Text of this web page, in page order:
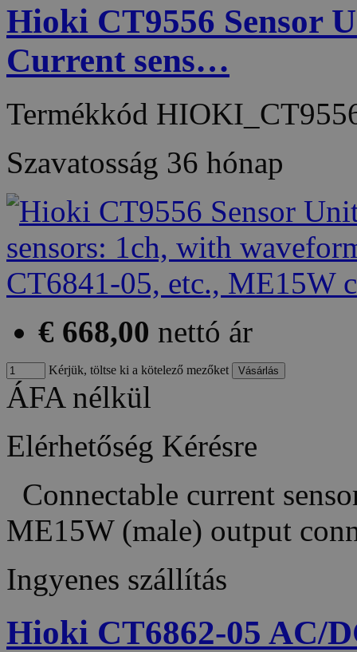
Hioki CT9556 Sensor
Current sens…
Termékkód
Szavatosság 36 hónap
€ 668,00 nettó ár
Kérjük, töltse ki a kötelező mezőket
ÁFA nélkül
Elérhetőség Kérésre
Connectable current
ME15W (male) output
Ingyenes szállítás
Hioki CT6862-05 AC/